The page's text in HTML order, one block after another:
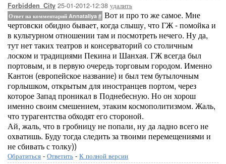
Forbidden_City 25-01-2012-12:38 удалить
Ответ на комментарий Annataliya # Вот и про то же самое. Мне
чертовски обидно бывает, когда слышу, что ГЖ - помойка и
в культурном отношении там и посмотреть нечего. Ну да,
тут нет таких театров и консерваторий со столичным
лоском и традициями Пекина и Шанхая. ГЖ всегда был
портовым, и в первую очередь торговым городом. Именно
Кантон (европейское название) и был тем бутылочным
горлышком, открытым для иностранцев портом, через
которое Запад проникал в Поднебесную. Но он хорош
именно своим смешением, этаким космополитизмом. Жаль,
что турагентства обходят его стороной.
Ай, жаль, что в гробницу не попали, ну да ладно всего не
охватишь. Буду тогда следить за твоими перемещениями и
не сбивать с толку))
Обратиться - Ответить - К полной версии